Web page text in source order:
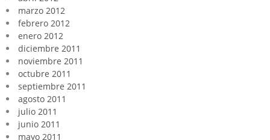
marzo 2012
febrero 2012
enero 2012
diciembre 2011
noviembre 2011
octubre 2011
septiembre 2011
agosto 2011
julio 2011
junio 2011
mayo 2011